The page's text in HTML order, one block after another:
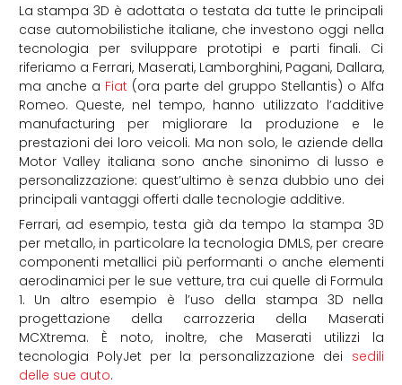
La stampa 3D è adottata o testata da tutte le principali
case automobilistiche italiane, che investono oggi nella
tecnologia per sviluppare prototipi e parti finali. Ci
riferiamo a Ferrari, Maserati, Lamborghini, Pagani, Dallara,
ma anche a Fiat (ora parte del gruppo Stellantis) o Alfa
Romeo. Queste, nel tempo, hanno utilizzato l’additive
manufacturing per migliorare la produzione e le
prestazioni dei loro veicoli. Ma non solo, le aziende della
Motor Valley italiana sono anche sinonimo di lusso e
personalizzazione: quest’ultimo è senza dubbio uno dei
principali vantaggi offerti dalle tecnologie additive.
Ferrari, ad esempio, testa già da tempo la stampa 3D
per metallo, in particolare la tecnologia DMLS, per creare
componenti metallici più performanti o anche elementi
aerodinamici per le sue vetture, tra cui quelle di Formula
1. Un altro esempio è l’uso della stampa 3D nella
progettazione della carrozzeria della Maserati
MCXtrema. È noto, inoltre, che Maserati utilizzi la
tecnologia PolyJet per la personalizzazione dei sedili
delle sue auto.